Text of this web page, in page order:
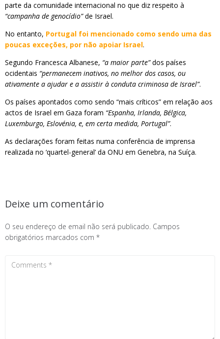
parte da comunidade internacional no que diz respeito à
“campanha de genocídio”de Israel.
No entanto, Portugal foi mencionado como sendo uma das
poucas exceções, por não apoiar Israel.
Segundo Francesca Albanese, “a maior parte”dos países
ocidentais “permanecem inativos, no melhor dos casos, ou
ativamente a ajudar e a assistir à conduta criminosa de Israel”.
Os países apontados como sendo “mais críticos” em relação aos
actos de Israel em Gaza foram “Espanha, Irlanda, Bélgica,
Luxemburgo, Eslovénia, e, em certa medida, Portugal”.
As declarações foram feitas numa conferência de imprensa
realizada no ‘quartel-general’ da ONU em Genebra, na Suíça.
Deixe um comentário
O seu endereço de email não será publicado. Campos
obrigatórios marcados com *